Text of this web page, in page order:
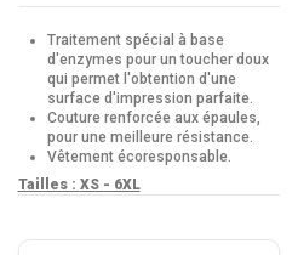
Traitement spécial à base
d'enzymes pour un toucher doux
qui permet l'obtention d'une
surface d'impression parfaite.
Couture renforcée aux épaules,
pour une meilleure résistance.
Vêtement écoresponsable.
Tailles : XS - 6XL